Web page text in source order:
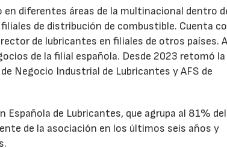
en diferentes áreas de la multinacional dentro
de distribución de combustible. Cuenta
de lubricantes en filiales de otros países. A
de la filial española. Desde 2023 retomó la
Negocio Industrial de Lubricantes y AFS de
de Lubricantes, que agrupa al 81% del
de la asociación en los últimos seis años y